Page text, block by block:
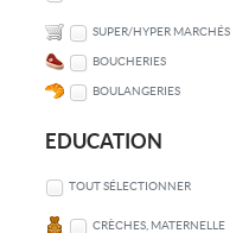
SUPER/HYPER MARCHÉS
BOUCHERIES
BOULANGERIES
EDUCATION
TOUT SÉLECTIONNER
CRÈCHES, MATERNELLE